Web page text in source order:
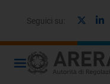
Seguici su: